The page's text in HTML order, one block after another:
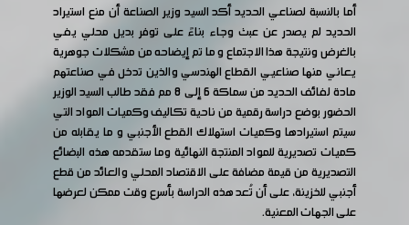
أما بالنسبة لصناعي الحديد أكد السيد وزير الصناعة أن منع استيراد
الحديد لم يصدر عن عبث وجاء بناءً على توفر بديل محلي يفي
بالغرض ونتيجة هذا الاجتماع و ما تم إيضاحه من مشكلات جوهرية
يعاني منها صناعيي القطاع الهندسي والذين تدخل في صناعتهم
مادة لفائف الحديد من سماكة 6 إلى 8 مم فقد طالب السيد الوزير
الحضور بوضع دراسة رقمية من ناحية تكاليف وكميات المواد التي
سيتم استيرادها وكميات استهلاك القطع الأجنبي و ما يقابله من
كميات تصديرية للمواد المنتجة النهائية وما ستقدمه هذه البضائع
التصديرية من قيمة مضافة على الاقتصاد المحلي والعائد من قطع
أجنبي للخزينة، على أن تُعد هذه الدراسة بأسرع وقت ممكن لعرضها
على الجهات المعنية.